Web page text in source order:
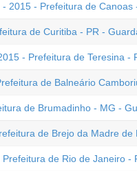
2015 - Prefeitura de
de Curitiba - PR -
- Prefeitura de Teresina -
de Balneário
de Brumadinho - MG -
de Brejo da Madre
de Rio de Janeiro -